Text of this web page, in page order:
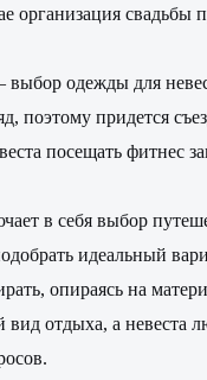
организация
выбор одежды для
поэтому придется
посещать
в себя выбор
идеальный
опираясь на
отдыха, а невеста